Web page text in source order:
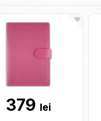
379 lei